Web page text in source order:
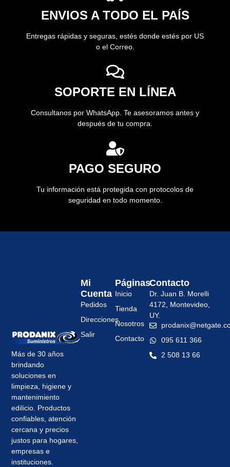
ENVIOS A TODO EL PAÍS
Entregas rápidas y seguras, estés donde estés por US
o el Correo.
SOPORTE EN LÍNEA
Consultanos por WhatsApp. Te asesoramos antes y
después de tu compra.
PAGO SEGURO
Tu información está protegida con protocolos de
seguridad en todo momento.
Más de 30 años
brindando
soluciones en
limpieza, higiene y
mantenimiento
edilicio. Productos
confiables, atención
cercana y precios
justos para hogares,
empresas e
instituciones.
Páginas
Inicio
Tienda
Nosotros
Contacto
Mi
Cuenta
Pedidos
Direcciones
Salir
Contacto
Dr. Juan B. Morelli
4172, Montevideo,
UY.
095 611 366
2 508 13 66